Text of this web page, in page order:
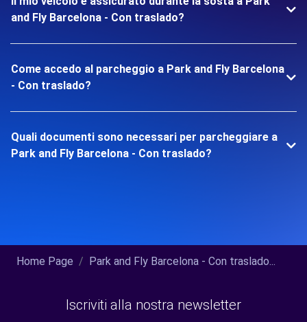
and Fly Barcelona - Con traslado?
Come accedo al parcheggio a Park and Fly Barcelona
- Con traslado?
Quali documenti sono necessari per parcheggiare a
Park and Fly Barcelona - Con traslado?
Home Page Park and Fly Barcelona - Con traslado...
Iscriviti alla nostra newsletter